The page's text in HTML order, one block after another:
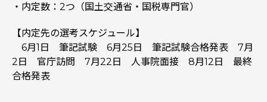
・内定数：2つ（国土交通省・国税専門官）
【内定先の選考スケジュール】
6月1日 筆記試験 6月25日 筆記試験合格発表 7月
2日 官庁訪問 7月22日 人事院面接 8月12日 最終
合格発表